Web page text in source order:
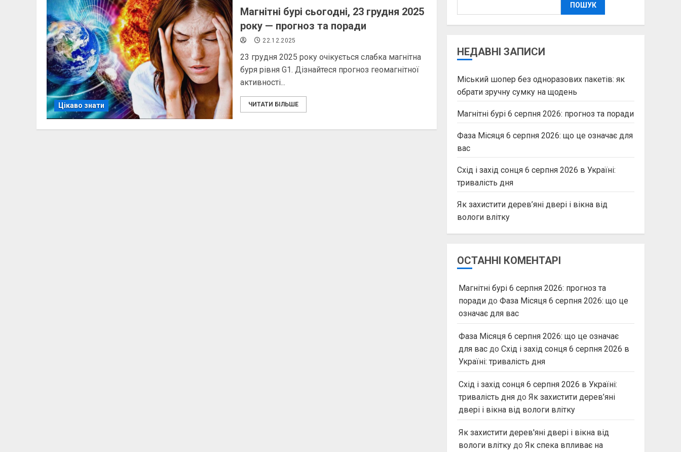
Цікаво знати
Магнітні бурі сьогодні, 23 грудня 2025
року — прогноз та поради
22.12.2025
23 грудня 2025 року очікується слабка магнітна
буря рівня G1. Дізнайтеся прогноз геомагнітної
активності...
ЧИТАТИ БІЛЬШЕ
ПОШУК
НЕДАВНІ ЗАПИСИ
Міський шопер без одноразових пакетів: як
обрати зручну сумку на щодень
Магнітні бурі 6 серпня 2026: прогноз та поради
Фаза Місяця 6 серпня 2026: що це означає для
вас
Схід і захід сонця 6 серпня 2026 в Україні:
тривалість дня
Як захистити дерев’яні двері і вікна від
вологи влітку
ОСТАННІ КОМЕНТАРІ
Магнітні бурі 6 серпня 2026: прогноз та
порадидо Фаза Місяця 6 серпня 2026: що це
означає для вас
Фаза Місяця 6 серпня 2026: що це означає
для васдо Схід і захід сонця 6 серпня 2026 в
Україні: тривалість дня
Схід і захід сонця 6 серпня 2026 в Україні:
тривалість днядо Як захистити дерев’яні
двері і вікна від вологи влітку
Як захистити дерев'яні двері і вікна від
вологи вліткудо Як спека впливає на